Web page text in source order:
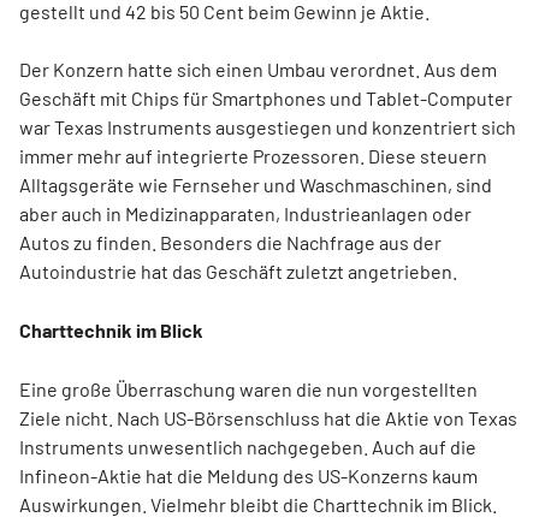
gestellt und 42 bis 50 Cent beim Gewinn je Aktie.
Der Konzern hatte sich einen Umbau verordnet. Aus dem
Geschäft mit Chips für Smartphones und Tablet-Computer
war Texas Instruments ausgestiegen und konzentriert sich
immer mehr auf integrierte Prozessoren. Diese steuern
Alltagsgeräte wie Fernseher und Waschmaschinen, sind
aber auch in Medizinapparaten, Industrieanlagen oder
Autos zu finden. Besonders die Nachfrage aus der
Autoindustrie hat das Geschäft zuletzt angetrieben.
Charttechnik im Blick
Eine große Überraschung waren die nun vorgestellten
Ziele nicht. Nach US-Börsenschluss hat die Aktie von Texas
Instruments unwesentlich nachgegeben. Auch auf die
Infineon-Aktie hat die Meldung des US-Konzerns kaum
Auswirkungen. Vielmehr bleibt die Charttechnik im Blick.